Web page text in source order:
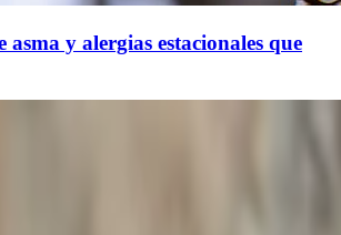
y alergias estacionales que